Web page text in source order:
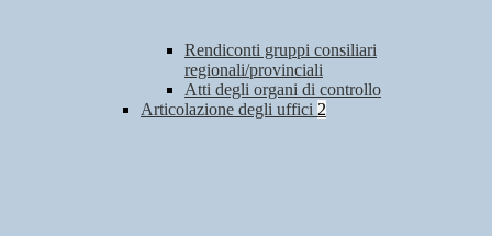
Rendiconti gruppi consiliari
regionali/provinciali
Atti degli organi di controllo
Articolazione degli uffici 2